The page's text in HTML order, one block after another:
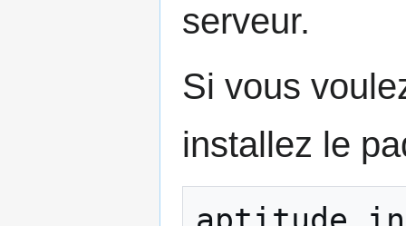
serveur.
Si vous
installez le